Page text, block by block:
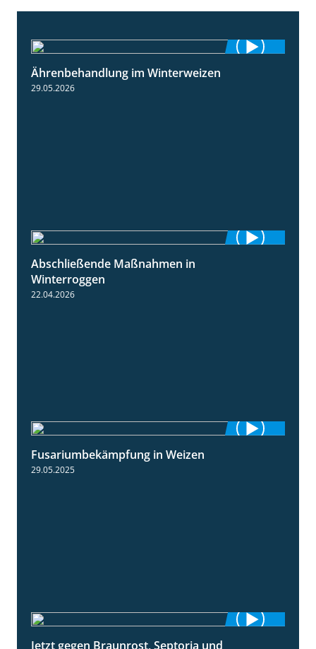
Ährenbehandlung im Winterweizen
29.05.2026
Abschließende Maßnahmen in
Winterroggen
22.04.2026
Fusariumbekämpfung in Weizen
29.05.2025
Jetzt gegen Braunrost, Septoria und